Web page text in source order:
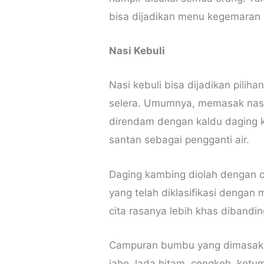
bisa dijadikan menu kegemaran
Nasi Kebuli
Nasi kebuli bisa dijadikan
selera. Umumnya, memasak
direndam dengan kaldu daging
santan sebagai pengganti air.
Daging kambing diolah dengan
yang telah diklasifikasi dengan
cita rasanya lebih khas
Campuran bumbu yang